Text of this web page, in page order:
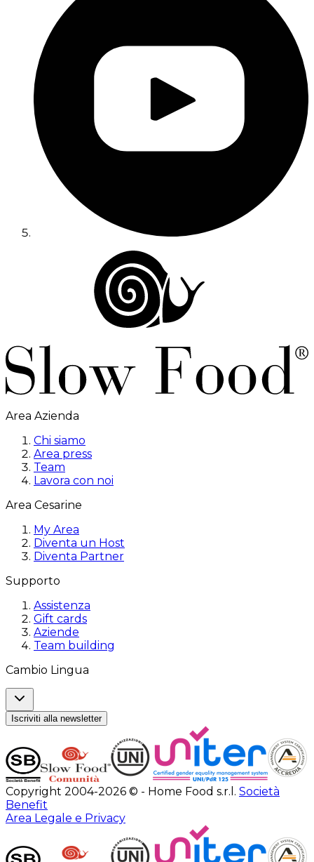
Area Azienda
Chi siamo
Area press
Team
Lavora con noi
Area Cesarine
My Area
Diventa un Host
Diventa Partner
Supporto
Assistenza
Gift cards
Aziende
Team building
Cambio Lingua
Iscriviti alla newsletter
Copyright 2004-2026 © - Home Food s.r.l. Società
Benefit
Area Legale e Privacy